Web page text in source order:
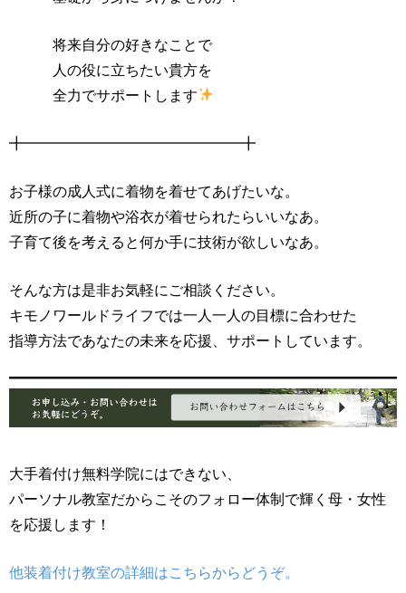
将来自分の好きなことで
人の役に立ちたい貴方を
全力でサポートします
╋━━━━━━━━━━━━━━━╋
お子様の成人式に着物を着せてあげたいな。
近所の子に着物や浴衣が着せられたらいいなあ。
子育て後を考えると何か手に技術が欲しいなあ。
そんな方は是非お気軽にご相談ください。
キモノワールドライフでは一人一人の目標に合わせた
指導方法であなたの未来を応援、サポートしています。
大手着付け無料学院にはできない、
パーソナル教室だからこそのフォロー体制で輝く母・女性
を応援します！
他装着付け教室の詳細はこちらからどうぞ。